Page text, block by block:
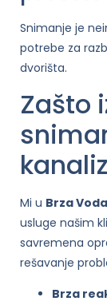
Snimanje je
potrebe za
dvorišta.
Zašto
Mi u Brza Voda
usluge našim
savremena
rešavanje
Brza